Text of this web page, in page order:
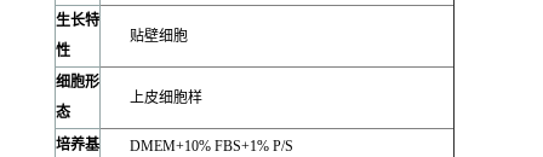
生长特
性
贴壁细胞
细胞形
态
上皮细胞样
培养基 DMEM+10% FBS+1% P/S